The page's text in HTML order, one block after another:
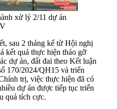
xử lý 2/11 dự án
sau 2 tháng kể từ Hội nghị
kết quả thực hiện tháo gỡ
dự án, đất đai theo Kết luận
170/2024/QH15 và triển
trị, việc thực hiện đã có
dự án được tiếp tục triển
quả tích cực.